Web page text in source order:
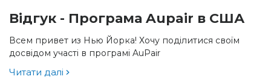
Відгук - Програма Aupair в США
Всем привет из Нью Йорка! Хочу поділитися своїм
досвідом участі в програмі AuPair
Читати далі